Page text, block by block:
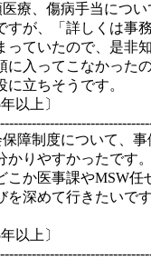
療、傷病手当につ
すが、「詳しくは事
っていたので、是非
に入ってこなかった
立ちそうです。
以上〕
障制度について、
かりやすかったです
こか医事課やMSW任
を深めて行きたいで
以上〕